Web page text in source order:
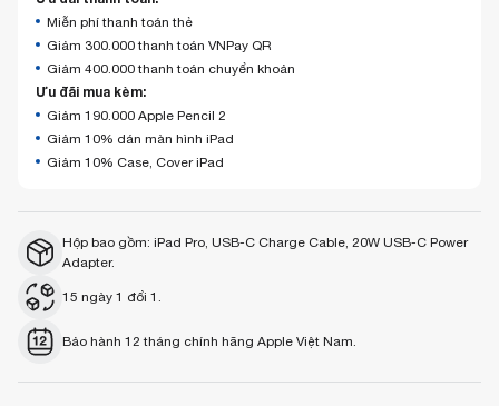
Miễn phí thanh toán thẻ
Giảm 300.000 thanh toán VNPay QR
Giảm 400.000 thanh toán chuyển khoản
Ưu đãi mua kèm:
Giảm 190.000 Apple Pencil 2
Giảm 10% dán màn hình iPad
Giảm 10% Case, Cover iPad
Hộp bao gồm: iPad Pro, USB-C Charge Cable, 20W USB-C Power
Adapter.
15 ngày 1 đổi 1.
Bảo hành 12 tháng chính hãng Apple Việt Nam.